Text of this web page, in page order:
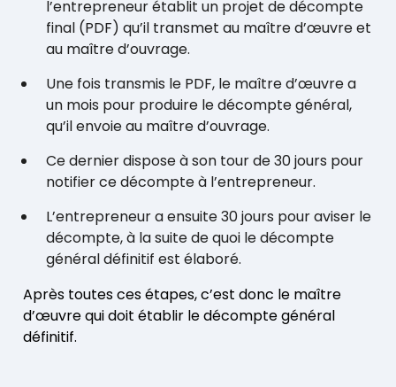
l’entrepreneur établit un projet de décompte
final (PDF) qu’il transmet au maître d’œuvre et
au maître d’ouvrage.
Une fois transmis le PDF, le maître d’œuvre a
un mois pour produire le décompte général,
qu’il envoie au maître d’ouvrage.
Ce dernier dispose à son tour de 30 jours pour
notifier ce décompte à l’entrepreneur.
L’entrepreneur a ensuite 30 jours pour aviser le
décompte, à la suite de quoi le décompte
général définitif est élaboré.
Après toutes ces étapes, c’est donc le maître
d’œuvre qui doit établir le décompte général
définitif.